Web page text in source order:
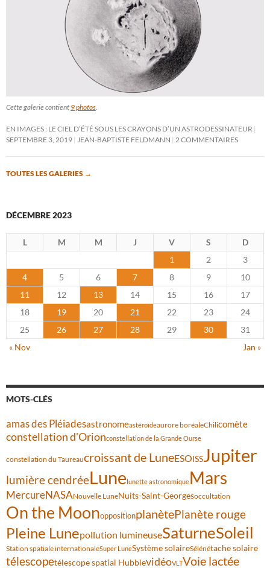
Cette galerie contient 9 photos
EN IMAGES : LE CIEL D’ÉTÉ SOUS LES CRAYONS D’UN ASTRODESSINATEUR
SEPTEMBRE 3, 2019
JEAN-BAPTISTE FELDMANN 2 COMMENTAIRES
TOUTES LES GALERIES →
DÉCEMBRE 2023
L M M J V S
D
1
2
3
4
5 6 7 8 9
10
11
12 13 14 15 16
17
18
19 20 21 22 23
24
25
26 27 28 29 30
31
« Nov
Jan »
MOTS-CLÉS
amas des Pléiadesastronomeastéroïdeaurore boréaleChilicomète
constellation d'Orionconstellation de la Grande Ourse
constellation du Taureaucroissant de LuneESOISSJupiter
lumière cendréeLunelunette astronomiqueMars
MercureNASANouvelle LuneNuits-Saint-Georgesoccultation
On the MoonoppositionplanètePlanète rouge
Pleine Lunepollution lumineuseSaturneSoleil
Station spatiale internationaleSuper LuneSystème solaireSélénétache solaire
télescopetélescope spatial HubblevidéoVLTVoie lactée